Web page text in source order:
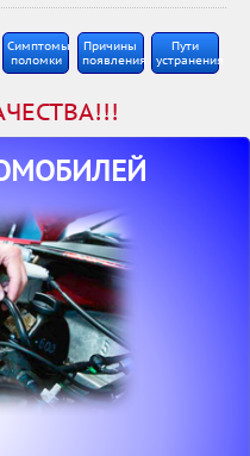
Симптомы
поломки
Причины
появления
Пути
устранения